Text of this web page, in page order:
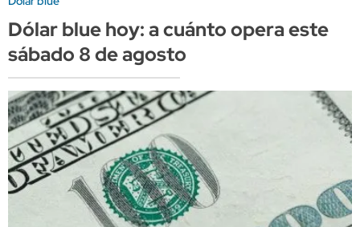
Dólar blue hoy: a cuánto opera este
sábado 8 de agosto